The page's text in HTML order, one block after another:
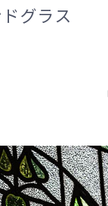
グラス